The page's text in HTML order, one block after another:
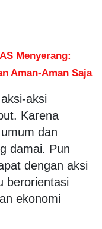
Menyerang:
Aman-Aman Saja
aksi
Karena
dan
damai. Pun
dengan aksi
berorientasi
ekonomi